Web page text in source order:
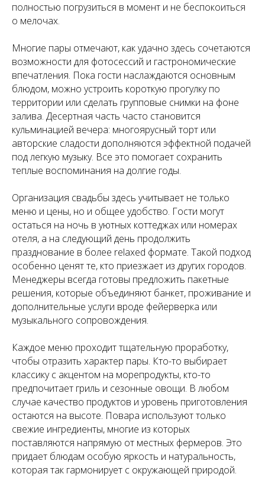
полностью погрузиться в момент и не беспокоиться
о мелочах.
Многие пары отмечают, как удачно здесь сочетаются
возможности для фотосессий и гастрономические
впечатления. Пока гости наслаждаются основным
блюдом, можно устроить короткую прогулку по
территории или сделать групповые снимки на фоне
залива. Десертная часть часто становится
кульминацией вечера: многоярусный торт или
авторские сладости дополняются эффектной подачей
под легкую музыку. Все это помогает сохранить
теплые воспоминания на долгие годы.
Организация свадьбы здесь учитывает не только
меню и цены, но и общее удобство. Гости могут
остаться на ночь в уютных коттеджах или номерах
отеля, а на следующий день продолжить
празднование в более relaxed формате. Такой подход
особенно ценят те, кто приезжает из других городов.
Менеджеры всегда готовы предложить пакетные
решения, которые объединяют банкет, проживание и
дополнительные услуги вроде фейерверка или
музыкального сопровождения.
Каждое меню проходит тщательную проработку,
чтобы отразить характер пары. Кто-то выбирает
классику с акцентом на морепродукты, кто-то
предпочитает гриль и сезонные овощи. В любом
случае качество продуктов и уровень приготовления
остаются на высоте. Повара используют только
свежие ингредиенты, многие из которых
поставляются напрямую от местных фермеров. Это
придает блюдам особую яркость и натуральность,
которая так гармонирует с окружающей природой.